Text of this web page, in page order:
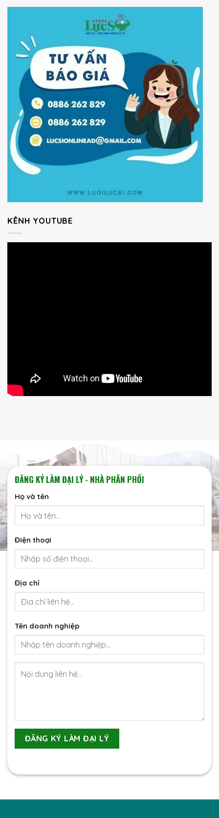
KÊNH YOUTUBE
ĐĂNG KÝ LÀM ĐẠI LÝ - NHÀ PHÂN PHỐI
Họ và tên
Điện thoại
Địa chỉ
Tên doanh nghiệp